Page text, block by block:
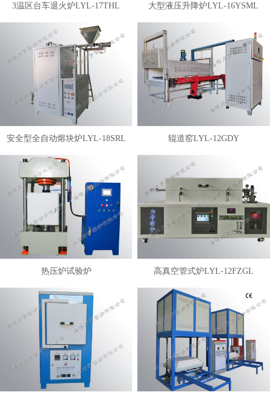
3温区台车退火炉LYL-17THL 大型液压升降炉LYL-16YSML
安全型全自动熔块炉LYL-18SRL 辊道窑LYL-12GDY
热压炉试验炉 高真空管式炉LYL-12FZGL